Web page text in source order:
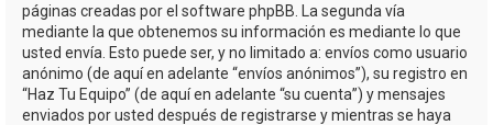
páginas creadas por el software phpBB. La segunda vía
mediante la que obtenemos su información es mediante lo que
usted envía. Esto puede ser, y no limitado a: envíos como usuario
anónimo (de aquí en adelante “envíos anónimos”), su registro en
“Haz Tu Equipo” (de aquí en adelante “su cuenta”) y mensajes
enviados por usted después de registrarse y mientras se haya